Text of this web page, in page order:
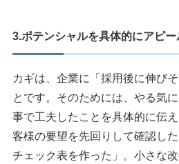
3.ポテンシャルを具体的にアピー
カギは、企業に「採用後に伸び
とです。そのためには、やる気
事で工夫したことを具体的に伝
客様の要望を先回りして確認し
チェック表を作った」。小さな